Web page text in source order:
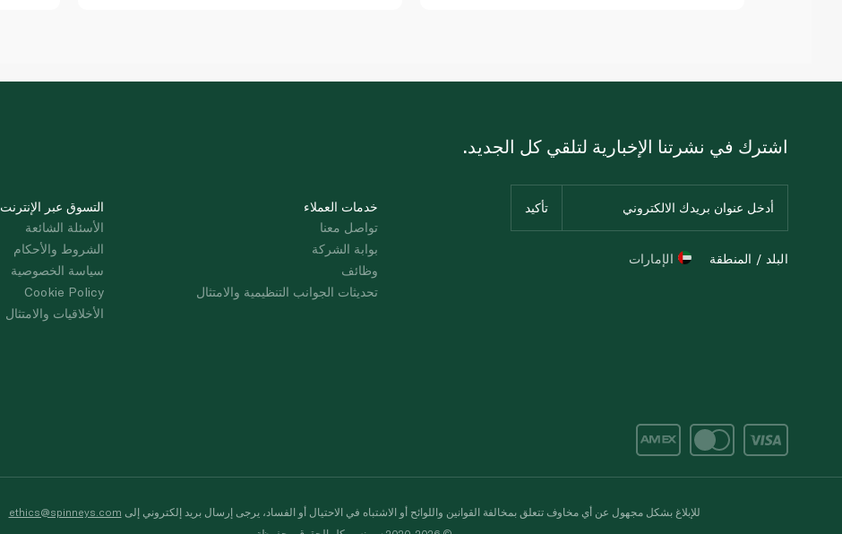
التسوق عبر الإنترنت
الأسئلة الشائعة
الشروط والأحكام
سياسة الخصوصية
Cookie Policy
الأخلاقيات والامتثال
خدمات العملاء
تواصل معنا
بوابة الشركة
وظائف
تحديثات الجوانب التنظيمية والامتثال
اشترك في نشرتنا الإخبارية لتلقي كل الجديد.
البلد / المنطقة الإمارات
للإبلاغ بشكل مجهول عن أي مخاوف تتعلق بمخالفة القوانين واللوائح أو الاشتباه في الاحتيال أو الفساد، يرجى إرسال بريد إلكتروني إلى ethics@spinneys.com